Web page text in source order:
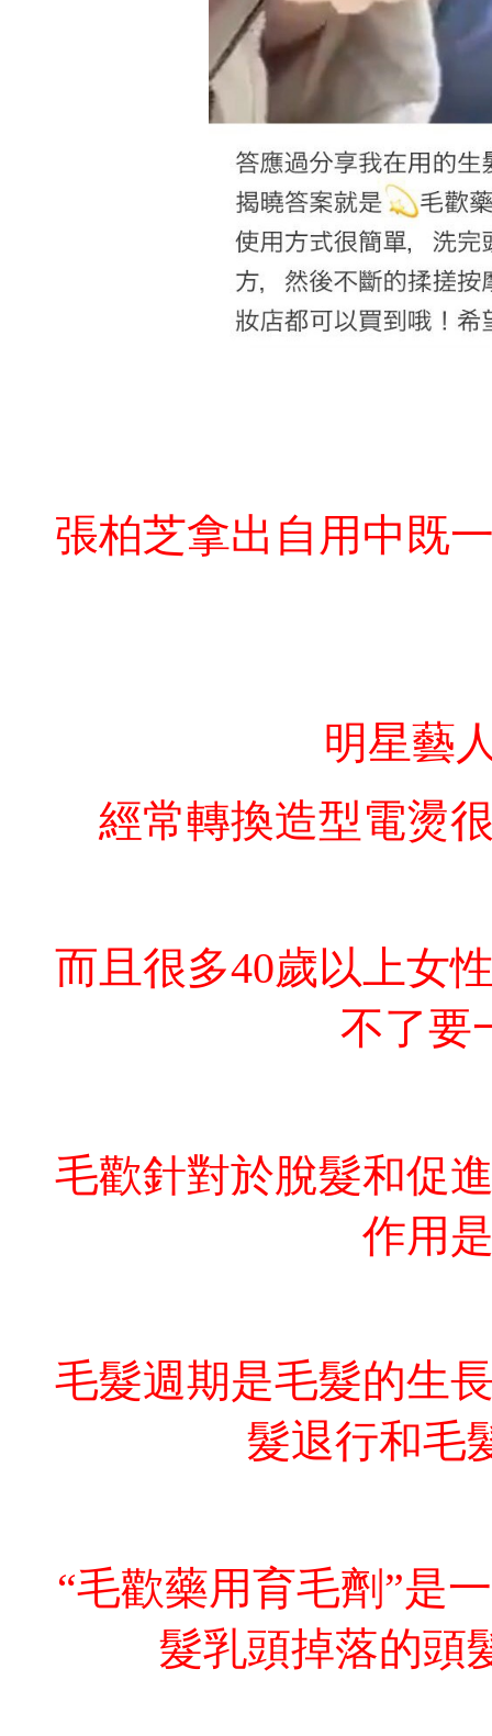
張柏芝拿出自用中既
明星藝
經常轉換造型電燙
而且很多40歲以上女
不了要
毛歡針對於脫髮和促
作用
毛髮週期是毛髮的生
髮退行和毛
“毛歡藥用育毛劑”是
髮乳頭掉落的頭